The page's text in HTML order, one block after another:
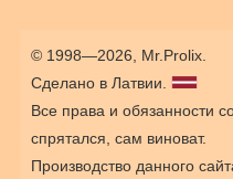
© 1998—2026, Mr.Prolix.
Сделано в Латвии.
Все права и обязанности
спрятался, сам виноват.
Производство данного